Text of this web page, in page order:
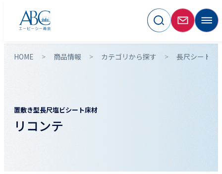
HOME 商品情報 カテゴリから探す 長尺シート・
置敷き型長尺塩ビシート床材
リコンテ